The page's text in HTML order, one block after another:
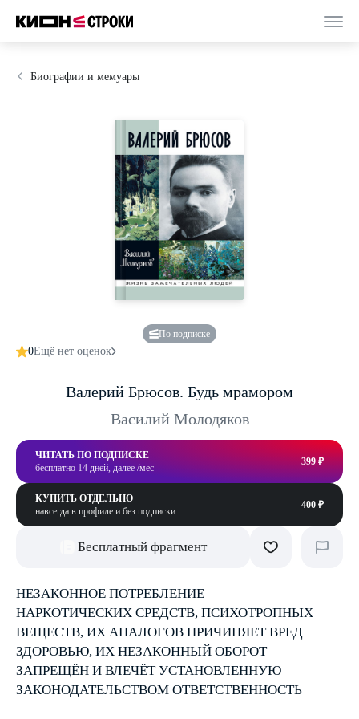
Биографии и мемуары
По подписке
0Ещё нет оценок
Валерий Брюсов. Будь мрамором
Василий Молодяков
ЧИТАТЬ ПО ПОДПИСКЕ
бесплатно 14 дней, далее /мес
399 ₽
КУПИТЬ ОТДЕЛЬНО
навсегда в профиле и без подписки
400 ₽
Бесплатный фрагмент
НЕЗАКОННОЕ ПОТРЕБЛЕНИЕ
НАРКОТИЧЕСКИХ СРЕДСТВ, ПСИХОТРОПНЫХ
ВЕЩЕСТВ, ИХ АНАЛОГОВ ПРИЧИНЯЕТ ВРЕД
ЗДОРОВЬЮ, ИХ НЕЗАКОННЫЙ ОБОРОТ
ЗАПРЕЩЁН И ВЛЕЧЁТ УСТАНОВЛЕННУЮ
ЗАКОНОДАТЕЛЬСТВОМ ОТВЕТСТВЕННОСТЬ